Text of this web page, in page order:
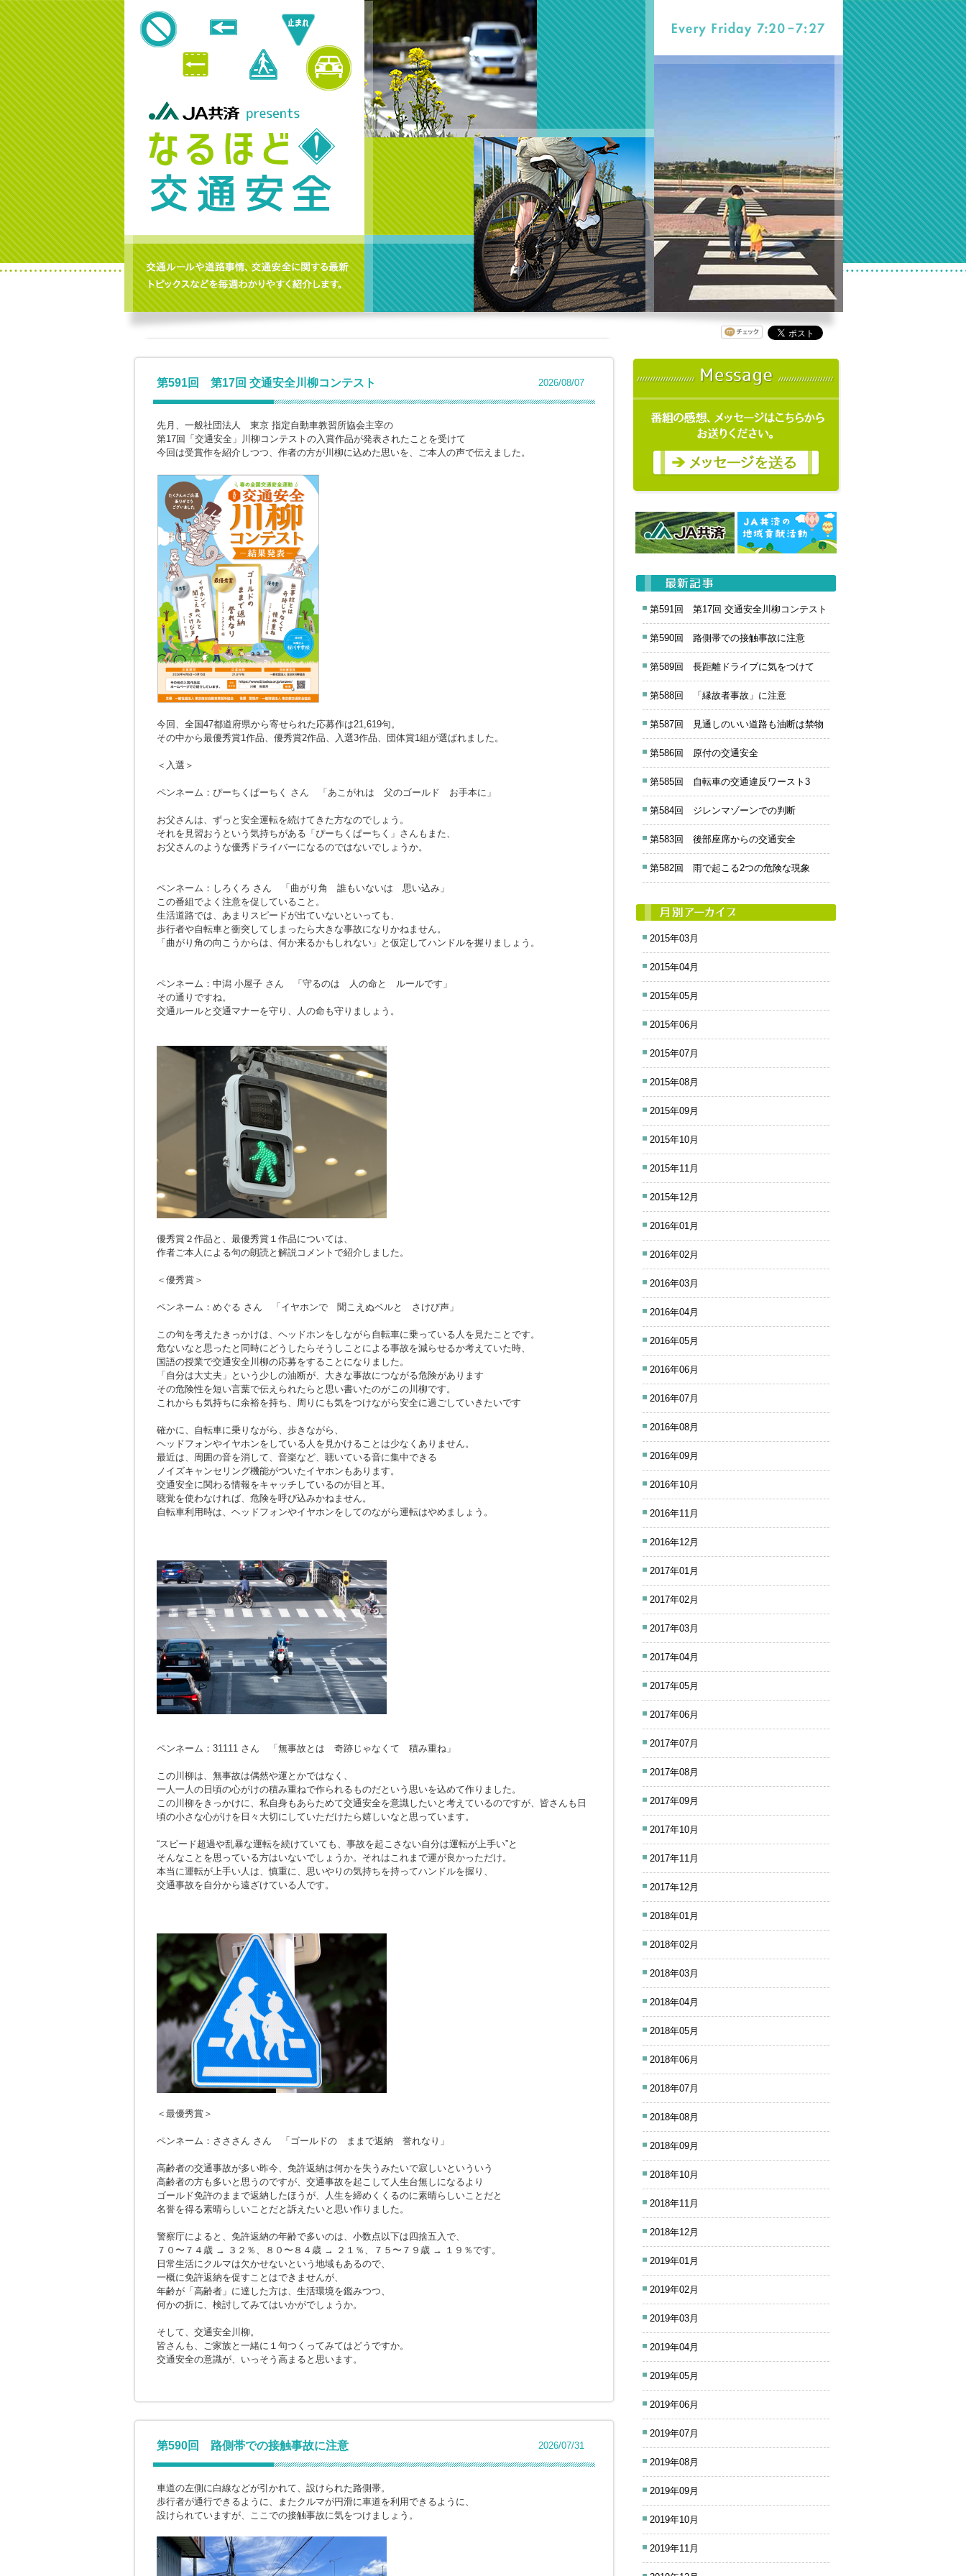
第591回 第17回 交通安全川柳コンテスト 2026/08/07
先月、一般社団法人 東京 指定自動車教習所協会主宰の
第17回「交通安全」川柳コンテストの入賞作品が発表されたことを受けて
今回は受賞作を紹介しつつ、作者の方が川柳に込めた思いを、ご本人の声で伝えました。
今回、全国47都道府県から寄せられた応募作は21,619句。
その中から最優秀賞1作品、優秀賞2作品、入選3作品、団体賞1組が選ばれました。
＜入選＞
ペンネーム：ぴーちくぱーちく さん 「あこがれは 父のゴールド お手本に」
お父さんは、ずっと安全運転を続けてきた方なのでしょう。
それを見習おうという気持ちがある「ぴーちくぱーちく」さんもまた、
お父さんのような優秀ドライバーになるのではないでしょうか。
ペンネーム：しろくろ さん
「曲がり角 誰もいないは 思い込み」
この番組でよく注意を促していること。
生活道路では、あまりスピードが出ていないといっても、
歩行者や自転車と衝突してしまったら大きな事故になりかねません。
「曲がり角の向こうからは、何か来るかもしれない」と仮定してハンドルを握りましょう。
ペンネーム：中潟 小屋子 さん 「 守るのは 人の命と ルールです」
その通りですね。
交通ルールと交通マナーを守り、人の命も守りましょう。
優秀賞２作品と、最優秀賞１作品については、
作者ご本人による句の朗読と解説コメントで紹介しました。
＜優秀賞＞
ペンネーム：めぐる さん 「イヤホンで 聞こえぬベルと さけび声」
この句を考えたきっかけは、ヘッドホンをしながら自転車に乗っている人を見たことです。
危ないなと思ったと同時にどうしたらそうしことによる事故を減らせるか考えていた時、
国語の授業で交通安全川柳の応募をすることになりました。
「自分は大丈夫」という少しの油断が、大きな事故につながる危険があります
その危険性を短い言葉で伝えられたらと思い書いたのがこの川柳です。
これからも気持ちに余裕を持ち、周りにも気をつけながら安全に過ごしていきたいです
確かに、自転車に乗りながら、歩きながら、
ヘッドフォンやイヤホンをしている人を見かけることは少なくありません。
最近は、周囲の音を消して、音楽など、聴いている音に集中できる
ノイズキャンセリング機能がついたイヤホンもあります。
交通安全に関わる情報をキャッチしているのが目と耳。
聴覚を使わなければ、危険を呼び込みかねません。
自転車利用時は、ヘッドフォンやイヤホンをしてのながら運転はやめましょう。
ペンネーム：31111 さん 「無事故とは 奇跡じゃなくて 積み重ね」
この川柳は、無事故は偶然や運とかではなく、
一人一人の日頃の心がけの積み重ねで作られるものだという思いを込めて作りました。
この川柳をきっかけに、私自身もあらためて交通安全を意識したいと考えているのですが、皆さんも日
頃の小さな心がけを日々大切にしていただけたら嬉しいなと思っています。
“スピード超過や乱暴な運転を続けていても、事故を起こさない自分は運転が上手い”と
そんなことを思っている方はいないでしょうか。それはこれまで運が良かっただけ。
本当に運転が上手い人は、慎重に、思いやりの気持ちを持ってハンドルを握り、
交通事故を自分から遠ざけている人です。
＜最優秀賞＞
ペンネーム：さささん さん 「ゴールドの ままで返納 誉れなり」
高齢者の交通事故が多い昨今、免許返納は何かを失うみたいで寂しいといういう
高齢者の方も多いと思うのですが、交通事故を起こして人生台無しになるより
ゴールド免許のままで返納したほうが、人生を締めくくるのに素晴らしいことだと
名誉を得る素晴らしいことだと訴えたいと思い作りました。
警察庁によると、免許返納の年齢で多いのは、小数点以下は四捨五入で、
７０〜７４歳 → ３２％、８０〜８４歳 → ２１％、７５〜７９歳 → １９％です。
日常生活にクルマは欠かせないという地域もあるので、
一概に免許返納を促すことはできませんが、
年齢が「高齢者」に達した方は、生活環境を鑑みつつ、
何かの折に、検討してみてはいかがでしょうか。
そして、交通安全川柳。
皆さんも、ご家族と一緒に１句つくってみてはどうですか。
交通安全の意識が、いっそう高まると思います。
第590回 路側帯での接触事故に注意 2026/07/31
車道の左側に白線などが引かれて、設けられた路側帯。
歩行者が通行できるように、またクルマが円滑に車道を利用できるように、
設けられていますが、ここでの接触事故に気をつけましょう。
第591回 第17回 交通安全川柳コンテスト
第590回 路側帯での接触事故に注意
第589回 長距離ドライブに気をつけて
第588回 「縁故者事故」に注意
第587回 見通しのいい道路も油断は禁物
第586回 原付の交通安全
第585回 自転車の交通違反ワースト3
第584回 ジレンマゾーンでの判断
第583回 後部座席からの交通安全
第582回 雨で起こる2つの危険な現象
2015年03月
2015年04月
2015年05月
2015年06月
2015年07月
2015年08月
2015年09月
2015年10月
2015年11月
2015年12月
2016年01月
2016年02月
2016年03月
2016年04月
2016年05月
2016年06月
2016年07月
2016年08月
2016年09月
2016年10月
2016年11月
2016年12月
2017年01月
2017年02月
2017年03月
2017年04月
2017年05月
2017年06月
2017年07月
2017年08月
2017年09月
2017年10月
2017年11月
2017年12月
2018年01月
2018年02月
2018年03月
2018年04月
2018年05月
2018年06月
2018年07月
2018年08月
2018年09月
2018年10月
2018年11月
2018年12月
2019年01月
2019年02月
2019年03月
2019年04月
2019年05月
2019年06月
2019年07月
2019年08月
2019年09月
2019年10月
2019年11月